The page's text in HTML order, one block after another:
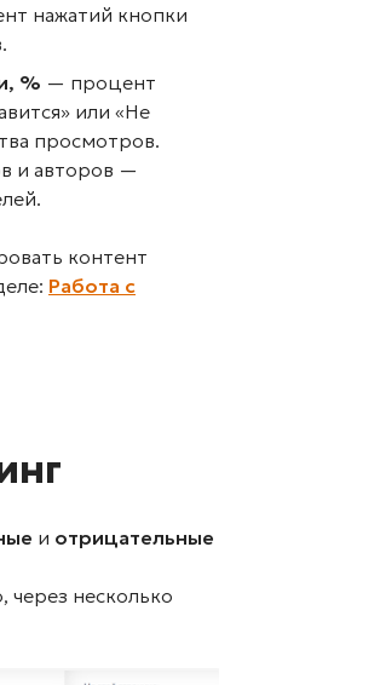
нажатий кнопки
% — процент
или «Не
просмотров.
и авторов —
контент
Работа с
и отрицательные
несколько